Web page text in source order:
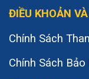
ĐIỀU KHOẢN
Chính Sách
Chính Sách